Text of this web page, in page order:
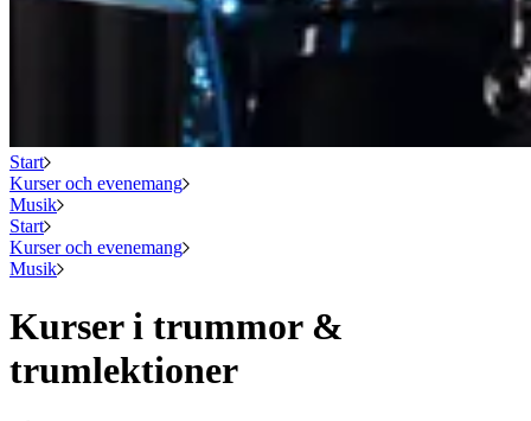
Start
Kurser och evenemang
Musik
Start
Kurser och evenemang
Musik
Kurser i trummor &
trumlektioner